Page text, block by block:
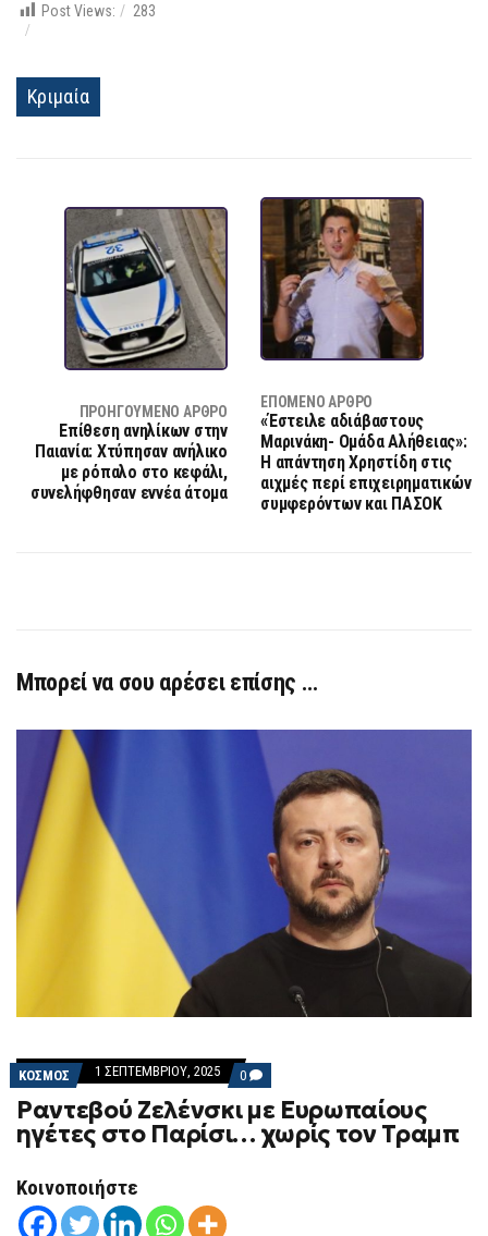
Post Views: 283
Κριμαία
ΠΡΟΗΓΟΎΜΕΝΟ ΆΡΘΡΟ
Επίθεση ανηλίκων στην
Παιανία: Χτύπησαν ανήλικο
με ρόπαλο στο κεφάλι,
συνελήφθησαν εννέα άτομα
ΕΠΌΜΕΝΟ ΆΡΘΡΟ
«Έστειλε αδιάβαστους
Μαρινάκη- Ομάδα Αλήθειας»:
Η απάντηση Χρηστίδη στις
αιχμές περί επιχειρηματικών
συμφερόντων και ΠΑΣΟΚ
Μπορεί να σου αρέσει επίσης …
ΚΟΣΜΟΣ 1 ΣΕΠΤΕΜΒΡΊΟΥ, 2025 0 COMMENTS
ON
ΡΑΝΤΕΒΟΎ
ΖΕΛΈΝΣΚΙ
ΜΕ
Ραντεβού Ζελένσκι με Ευρωπαίους
ηγέτες στο Παρίσι… χωρίς τον Τραμπ
Κοινοποιήστε